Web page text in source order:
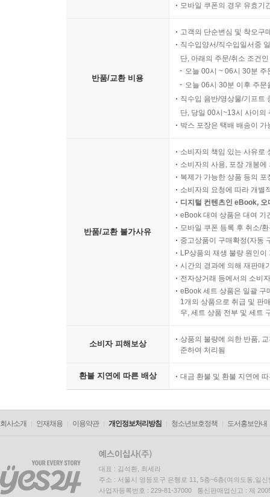
모바일 쿠폰의 경우 유효기
반품/교환 비용
고객의 단순변심 및 착오구
직수입양서/직수입일서중
단, 아래의 주문/취소 조건
오늘 00시 ~ 06시 30분
오늘 06시 30분 이후 주
직수입 음반/영상물/기프트
단, 당일 00시~13시 사이의
박스 포장은 택배 배송이
반품/교환 불가사유
소비자의 책임 있는 사유로
소비자의 사용, 포장 개봉
복제가 가능한 상품 등의
소비자의 요청에 따라 개별
디지털 컨텐츠인 eBook,
eBook 대여 상품은 대여 기
모바일 쿠폰 등록 후 취소/
중고상품이 구매확정(자동
LP상품의 재생 불량 원인
시간의 경과에 의해 재판매
전자상거래 등에서의 소비
eBook 세트 상품은 일괄 구
1개의 상품으로 취급 및 판
우, 세트 상품 전부 및 세트
소비자 피해보상
상품의 불량에 의한 반품,
준하여 처리됨
환불 지연에 따른 배상 대금 환불 및 환불 지연에
회사소개 인재채용 이용약관 개인정보처리방침 청소년보호정책 도서홍보안내
대표 : 김석환, 최세라
주소 : 서울시 영등포구 은행로 11, 5층~6층(여의도동,일신
사업자등록번호 : 229-81-37000 통신판매업신고 : 제